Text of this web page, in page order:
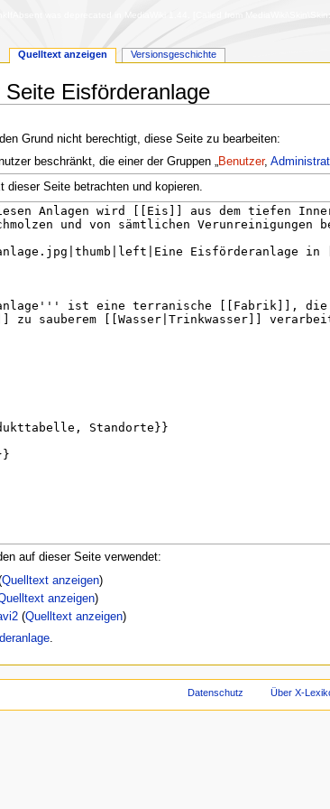
was deprecated in MediaWiki 1.44. [Called from
Eisförderanlage
Grund nicht berechtigt, diese Seite zu bearbeiten:
beschränkt, die einer der Gruppen „Benutzer,
dieser Seite betrachten und kopieren.
auf dieser Seite verwendet:
Quelltext anzeigen)
anzeigen)
(Quelltext anzeigen)
.
Quelltext anzeigen Versionsgeschichte
Datenschutz Über X-